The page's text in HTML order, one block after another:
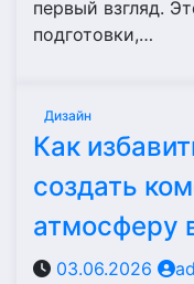
первый взгляд.
подготовки,…
Дизайн
Как
создать
атмосферу
03.06.2026